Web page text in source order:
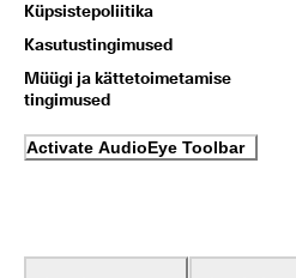
Küpsistepoliitika
Kasutustingimused
Müügi ja kättetoimetamise
tingimused
Activate AudioEye Toolbar